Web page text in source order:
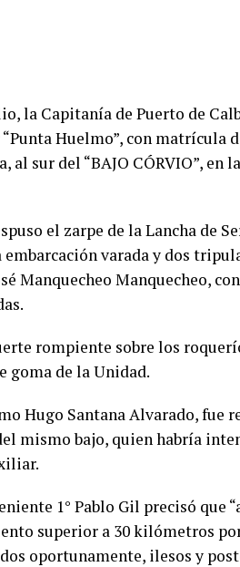
la Capitanía de Puerto de
Huelmo”, con matrícula
al sur del “BAJO CÓRVIO”, en
el zarpe de la Lancha de
varada y dos
Manquecheo Manquecheo,
rompiente sobre los
goma de la Unidad.
Hugo Santana Alvarado, fue
mismo bajo, quien habría
1° Pablo Gil precisó que
superior a 30 kilómetros
oportunamente, ilesos y